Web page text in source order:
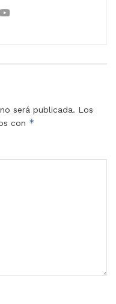
será publicada. Los
con *